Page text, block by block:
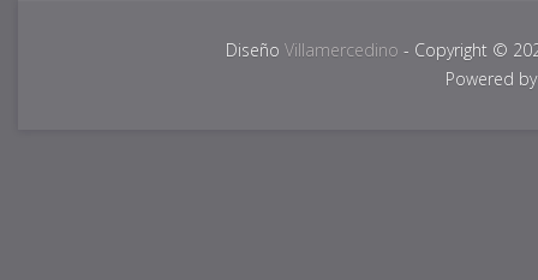
Diseño Villamercedino - Copyright ©
Powered